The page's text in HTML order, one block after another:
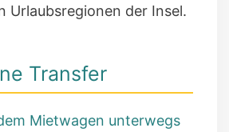
Urlaubsregionen der Insel.
Transfer
Mietwagen unterwegs